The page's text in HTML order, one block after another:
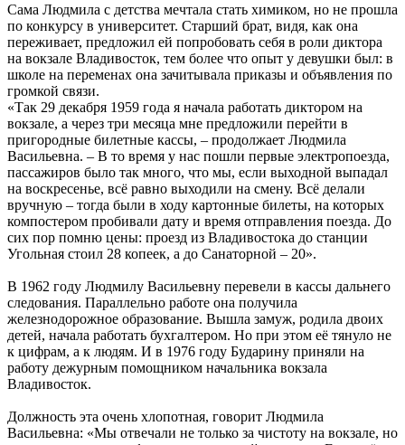
Сама Людмила с детства мечтала стать химиком, но не прошла
по конкурсу в университет. Старший брат, видя, как она
переживает, предложил ей попробовать себя в роли диктора
на вокзале Владивосток, тем более что опыт у девушки был: в
школе на переменах она зачитывала приказы и объявления по
громкой связи.
«Так 29 декабря 1959 года я начала работать диктором на
вокзале, а через три месяца мне предложили перейти в
пригородные билетные кассы, – продолжает Людмила
Васильевна. – В то время у нас пошли первые электропоезда,
пассажиров было так много, что мы, если выходной выпадал
на воскресенье, всё равно выходили на смену. Всё делали
вручную – тогда были в ходу картонные билеты, на которых
компостером пробивали дату и время отправления поезда. До
сих пор помню цены: проезд из Владивостока до станции
Угольная стоил 28 копеек, а до Санаторной – 20».
В 1962 году Людмилу Васильевну перевели в кассы дальнего
следования. Параллельно работе она получила
железнодорожное образование. Вышла замуж, родила двоих
детей, начала работать бухгалтером. Но при этом её тянуло не
к цифрам, а к людям. И в 1976 году Бударину приняли на
работу дежурным помощником начальника вокзала
Владивосток.
Должность эта очень хлопотная, говорит Людмила
Васильевна: «Мы отвечали не только за чистоту на вокзале, но